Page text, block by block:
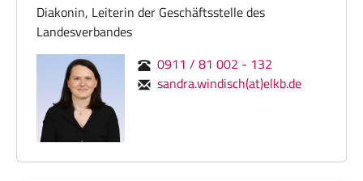
Diakonin, Leiterin der Geschäftsstelle des
Landesverbandes
0911 / 81 002 - 132
sandra.windisch(at)elkb.de